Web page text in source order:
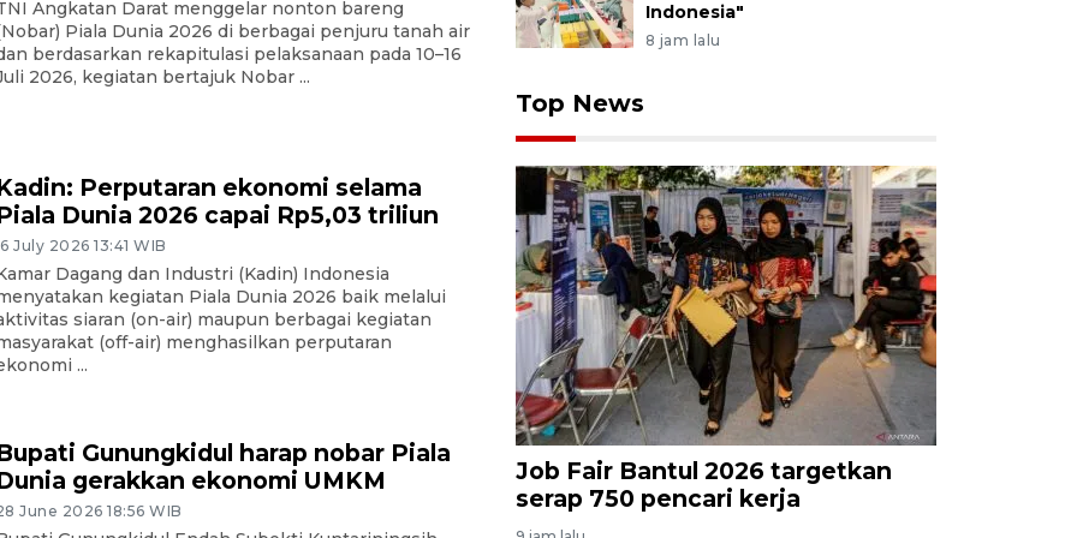
Angkatan Darat menggelar nonton bareng
Piala Dunia 2026 di berbagai penjuru tanah air
berdasarkan rekapitulasi pelaksanaan pada 10–16
2026, kegiatan bertajuk Nobar ...
Perputaran ekonomi selama
Dunia 2026 capai Rp5,03 triliun
July 2026 13:41 WIB
Dagang dan Industri (Kadin) Indonesia
kegiatan Piala Dunia 2026 baik melalui
siaran (on-air) maupun berbagai kegiatan
(off-air) menghasilkan perputaran
...
Gunungkidul harap nobar Piala
gerakkan ekonomi UMKM
June 2026 18:56 WIB
Indonesia"
8 jam lalu
Top News
Job Fair Bantul 2026 targetkan
serap 750 pencari kerja